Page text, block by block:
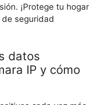
¡Protege tu hogar
seguridad
datos
IP y cómo